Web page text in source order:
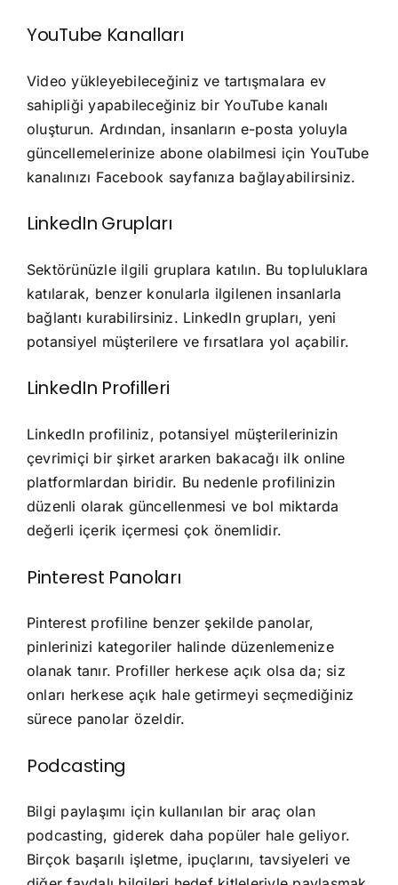
YouTube Kanalları
Video yükleyebileceğiniz ve tartışmalara ev
sahipliği yapabileceğiniz bir YouTube kanalı
oluşturun. Ardından, insanların e-posta yoluyla
güncellemelerinize abone olabilmesi için YouTube
kanalınızı Facebook sayfanıza bağlayabilirsiniz.
LinkedIn Grupları
Sektörünüzle ilgili gruplara katılın. Bu topluluklara
katılarak, benzer konularla ilgilenen insanlarla
bağlantı kurabilirsiniz. LinkedIn grupları, yeni
potansiyel müşterilere ve fırsatlara yol açabilir.
LinkedIn Profilleri
LinkedIn profiliniz, potansiyel müşterilerinizin
çevrimiçi bir şirket ararken bakacağı ilk online
platformlardan biridir. Bu nedenle profilinizin
düzenli olarak güncellenmesi ve bol miktarda
değerli içerik içermesi çok önemlidir.
Pinterest Panoları
Pinterest profiline benzer şekilde panolar,
pinlerinizi kategoriler halinde düzenlemenize
olanak tanır. Profiller herkese açık olsa da; siz
onları herkese açık hale getirmeyi seçmediğiniz
sürece panolar özeldir.
Podcasting
Bilgi paylaşımı için kullanılan bir araç olan
podcasting, giderek daha popüler hale geliyor.
Birçok başarılı işletme, ipuçlarını, tavsiyeleri ve